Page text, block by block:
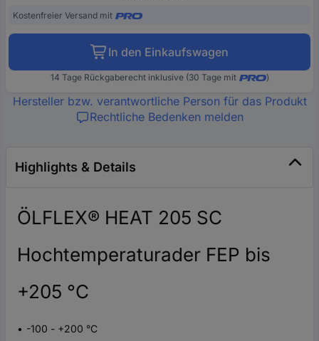
Kostenfreier Versand mit
In den Einkaufswagen
14 Tage Rückgaberecht inklusive (30 Tage mit )
Hersteller bzw. verantwortliche Person für das Produkt
Rechtliche Bedenken melden
Highlights & Details
ÖLFLEX® HEAT 205 SC
Hochtemperaturader FEP bis
+205 °C
-100 - +200 °C